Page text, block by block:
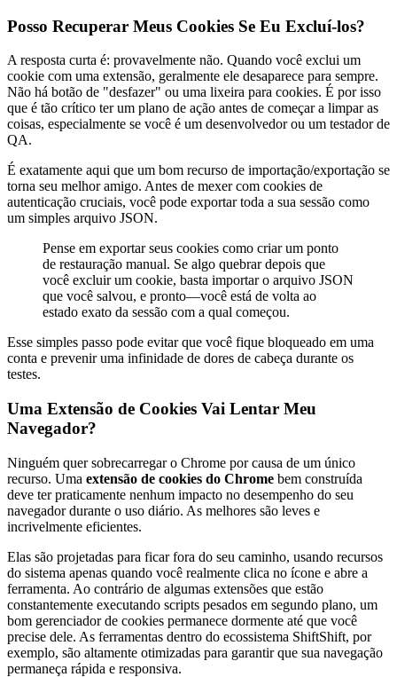
Posso Recuperar Meus Cookies Se Eu Excluí-los?
A resposta curta é: provavelmente não. Quando você exclui um
cookie com uma extensão, geralmente ele desaparece para sempre.
Não há botão de "desfazer" ou uma lixeira para cookies. É por isso
que é tão crítico ter um plano de ação antes de começar a limpar as
coisas, especialmente se você é um desenvolvedor ou um testador de
QA.
É exatamente aqui que um bom recurso de importação/exportação se
torna seu melhor amigo. Antes de mexer com cookies de
autenticação cruciais, você pode exportar toda a sua sessão como
um simples arquivo JSON.
Pense em exportar seus cookies como criar um ponto
de restauração manual. Se algo quebrar depois que
você excluir um cookie, basta importar o arquivo JSON
que você salvou, e pronto—você está de volta ao
estado exato da sessão com a qual começou.
Esse simples passo pode evitar que você fique bloqueado em uma
conta e prevenir uma infinidade de dores de cabeça durante os
testes.
Uma Extensão de Cookies Vai Lentar Meu
Navegador?
Ninguém quer sobrecarregar o Chrome por causa de um único
recurso. Uma extensão de cookies do Chrome bem construída
deve ter praticamente nenhum impacto no desempenho do seu
navegador durante o uso diário. As melhores são leves e
incrivelmente eficientes.
Elas são projetadas para ficar fora do seu caminho, usando recursos
do sistema apenas quando você realmente clica no ícone e abre a
ferramenta. Ao contrário de algumas extensões que estão
constantemente executando scripts pesados em segundo plano, um
bom gerenciador de cookies permanece dormente até que você
precise dele. As ferramentas dentro do ecossistema ShiftShift, por
exemplo, são altamente otimizadas para garantir que sua navegação
permaneça rápida e responsiva.